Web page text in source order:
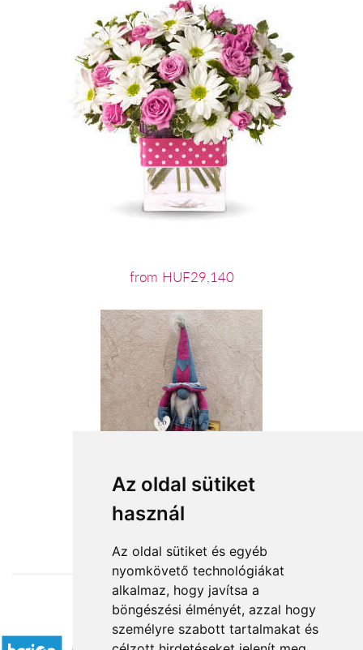
Az oldal sütiket
használ
Az oldal sütiket és egyéb
nyomkövető technológiákat
alkalmaz, hogy javítsa a
böngészési élményét, azzal hogy
személyre szabott tartalmakat és
from HUF29,140
from HUF18,160
Accepted payment methods